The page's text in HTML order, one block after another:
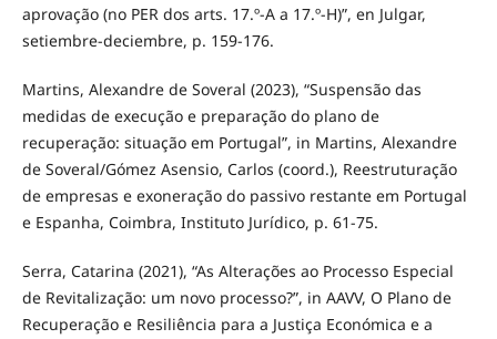
aprovação (no PER dos arts. 17.º-A a 17.º-H)”, en Julgar,
setiembre-deciembre, p. 159-176.
Martins, Alexandre de Soveral (2023), “Suspensão das
medidas de execução e preparação do plano de
recuperação: situação em Portugal”, in Martins, Alexandre
de Soveral/Gómez Asensio, Carlos (coord.), Reestruturação
de empresas e exoneração do passivo restante em Portugal
e Espanha, Coimbra, Instituto Jurídico, p. 61-75.
Serra, Catarina (2021), “As Alterações ao Processo Especial
de Revitalização: um novo processo?”, in AAVV, O Plano de
Recuperação e Resiliência para a Justiça Económica e a